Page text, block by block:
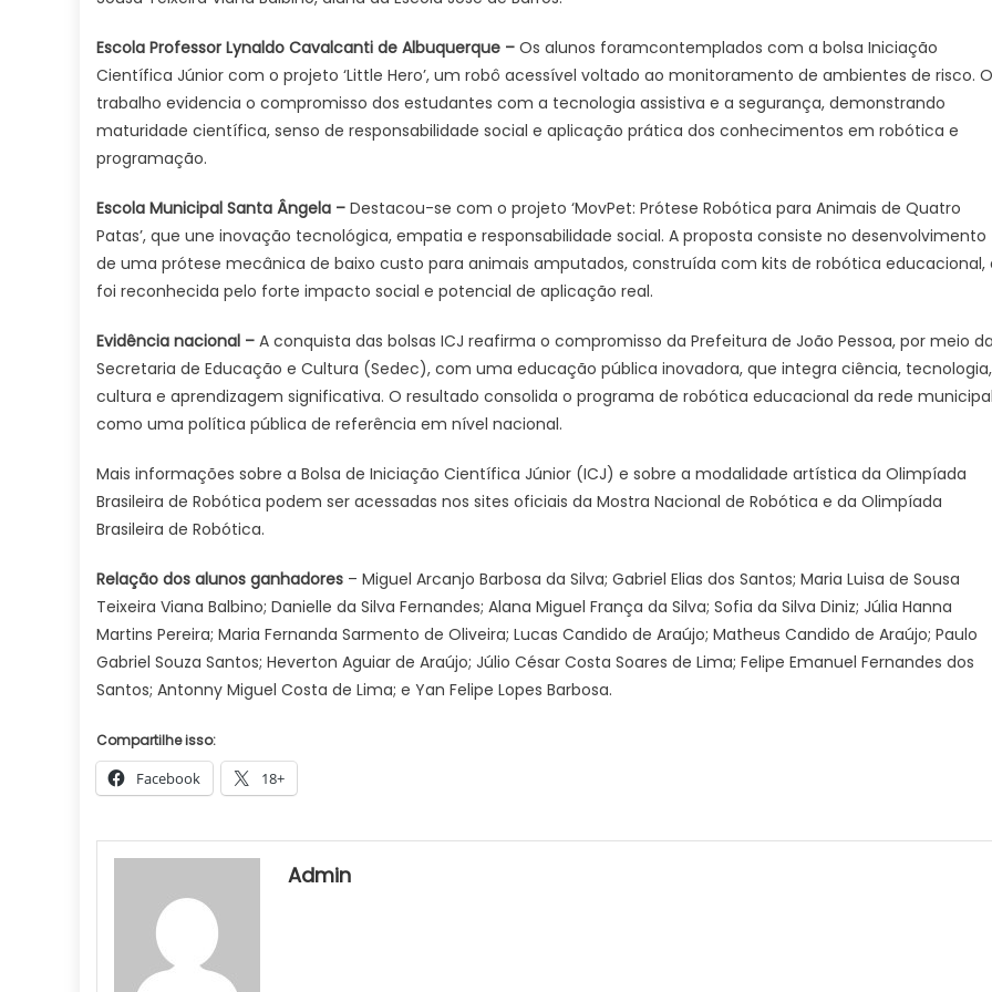
Escola Professor Lynaldo Cavalcanti de Albuquerque – Os alunos foramcontemplados com a bolsa Iniciação
Científica Júnior com o projeto ‘Little Hero’, um robô acessível voltado ao monitoramento de ambientes de risco. O
trabalho evidencia o compromisso dos estudantes com a tecnologia assistiva e a segurança, demonstrando
maturidade científica, senso de responsabilidade social e aplicação prática dos conhecimentos em robótica e
programação.
Escola Municipal Santa Ângela – Destacou-se com o projeto ‘MovPet: Prótese Robótica para Animais de Quatro
Patas’, que une inovação tecnológica, empatia e responsabilidade social. A proposta consiste no desenvolvimento
de uma prótese mecânica de baixo custo para animais amputados, construída com kits de robótica educacional,
foi reconhecida pelo forte impacto social e potencial de aplicação real.
Evidência nacional – A conquista das bolsas ICJ reafirma o compromisso da Prefeitura de João Pessoa, por meio da
Secretaria de Educação e Cultura (Sedec), com uma educação pública inovadora, que integra ciência, tecnologia,
cultura e aprendizagem significativa. O resultado consolida o programa de robótica educacional da rede municipal
como uma política pública de referência em nível nacional.
Mais informações sobre a Bolsa de Iniciação Científica Júnior (ICJ) e sobre a modalidade artística da Olimpíada
Brasileira de Robótica podem ser acessadas nos sites oficiais da Mostra Nacional de Robótica e da Olimpíada
Brasileira de Robótica.
Relação dos alunos ganhadores – Miguel Arcanjo Barbosa da Silva; Gabriel Elias dos Santos; Maria Luisa de Sousa
Teixeira Viana Balbino; Danielle da Silva Fernandes; Alana Miguel França da Silva; Sofia da Silva Diniz; Júlia Hanna
Martins Pereira; Maria Fernanda Sarmento de Oliveira; Lucas Candido de Araújo; Matheus Candido de Araújo; Paulo
Gabriel Souza Santos; Heverton Aguiar de Araújo; Júlio César Costa Soares de Lima; Felipe Emanuel Fernandes dos
Santos; Antonny Miguel Costa de Lima; e Yan Felipe Lopes Barbosa.
Compartilhe isso:
Facebook 18+
Admin